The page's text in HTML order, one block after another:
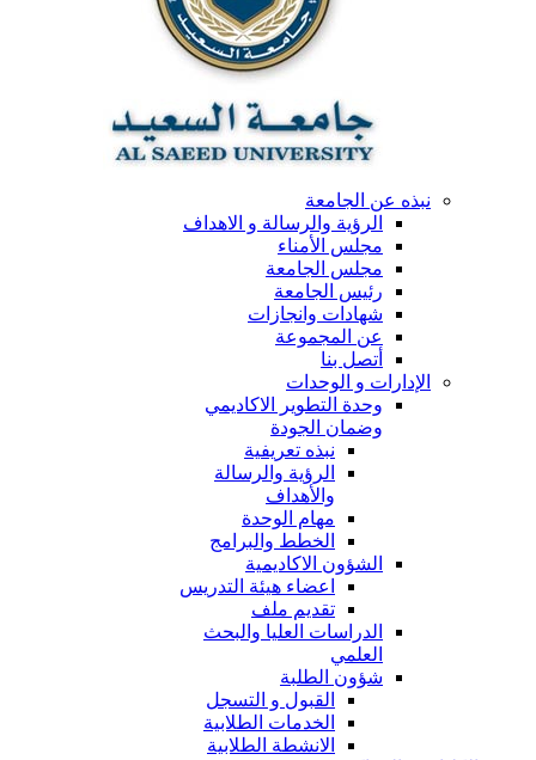
نبذه عن الجامعة
الرؤية والرسالة و الاهداف
مجلس الأمناء
مجلس الجامعة
رئيس الجامعة
شهادات وانجازات
عن المجموعة
أتصل بنا
الإدارات و الوحدات
وحدة التطوير الاكاديمي
وضمان الجودة
نبذه تعريفية
الرؤية والرسالة
والأهداف
مهام الوحدة
الخطط والبرامج
الشؤون الاكاديمية
اعضاء هيئة التدريس
تقديم ملف
الدراسات العليا والبحث
العلمي
شؤون الطلبة
القبول و التسجل
الخدمات الطلابية
الانشطة الطلابية